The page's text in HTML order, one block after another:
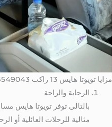
مزايا تويوتا هايس 13 راكب 01016549043 / ايجار باص سياحي 13 راكب
الرحابة والراحة
بالتالى توفر تويوتا هايس
مثالية للرحلات العائلية أو